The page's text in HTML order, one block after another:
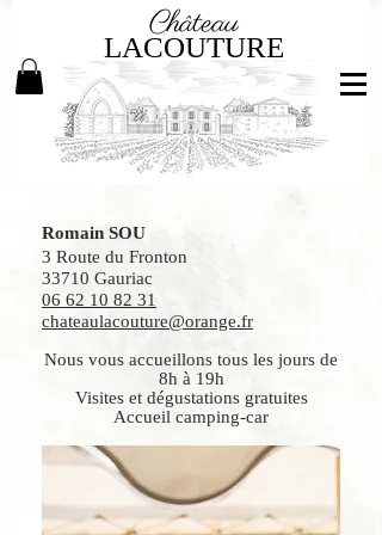
Château
LACOUTURE
Romain SOU
3 Route du Fronton
33710 Gauriac
06 62 10 82 31
chateaulacouture@orange.fr
Nous vous accueillons tous les jours de
8h à 19h
Visites et dégustations gratuites
Accueil camping-car